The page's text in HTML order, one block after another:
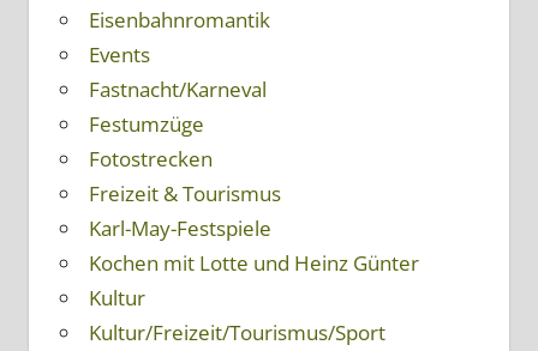
Eisenbahnromantik
Events
Fastnacht/Karneval
Festumzüge
Fotostrecken
Freizeit & Tourismus
Karl-May-Festspiele
Kochen mit Lotte und Heinz Günter
Kultur
Kultur/Freizeit/Tourismus/Sport